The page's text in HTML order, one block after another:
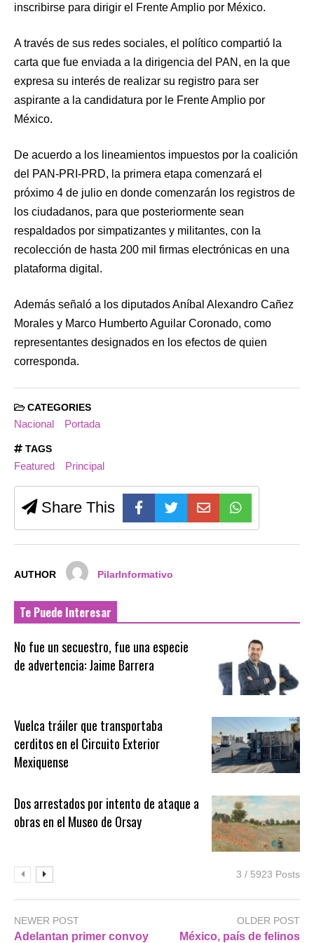
inscribirse para dirigir el Frente Amplio por México.
A través de sus redes sociales, el político compartió la
carta que fue enviada a la dirigencia del PAN, en la que
expresa su interés de realizar su registro para ser
aspirante a la candidatura por le Frente Amplio por
México.
De acuerdo a los lineamientos impuestos por la coalición
del PAN-PRI-PRD, la primera etapa comenzará el
próximo 4 de julio en donde comenzarán los registros de
los ciudadanos, para que posteriormente sean
respaldados por simpatizantes y militantes, con la
recolección de hasta 200 mil firmas electrónicas en una
plataforma digital.
Además señaló a los diputados Aníbal Alexandro Cañez
Morales y Marco Humberto Aguilar Coronado, como
representantes designados en los efectos de quien
corresponda.
CATEGORIES
Nacional Portada
TAGS
Featured Principal
Share This
AUTHOR PilarInformativo
Te Puede Interesar
No fue un secuestro, fue una especie
de advertencia: Jaime Barrera
Vuelca tráiler que transportaba
cerditos en el Circuito Exterior
Mexiquense
Dos arrestados por intento de ataque a
obras en el Museo de Orsay
3 / 5923 Posts
NEWER POST
Adelantan primer convoy
OLDER POST
México, país de felinos